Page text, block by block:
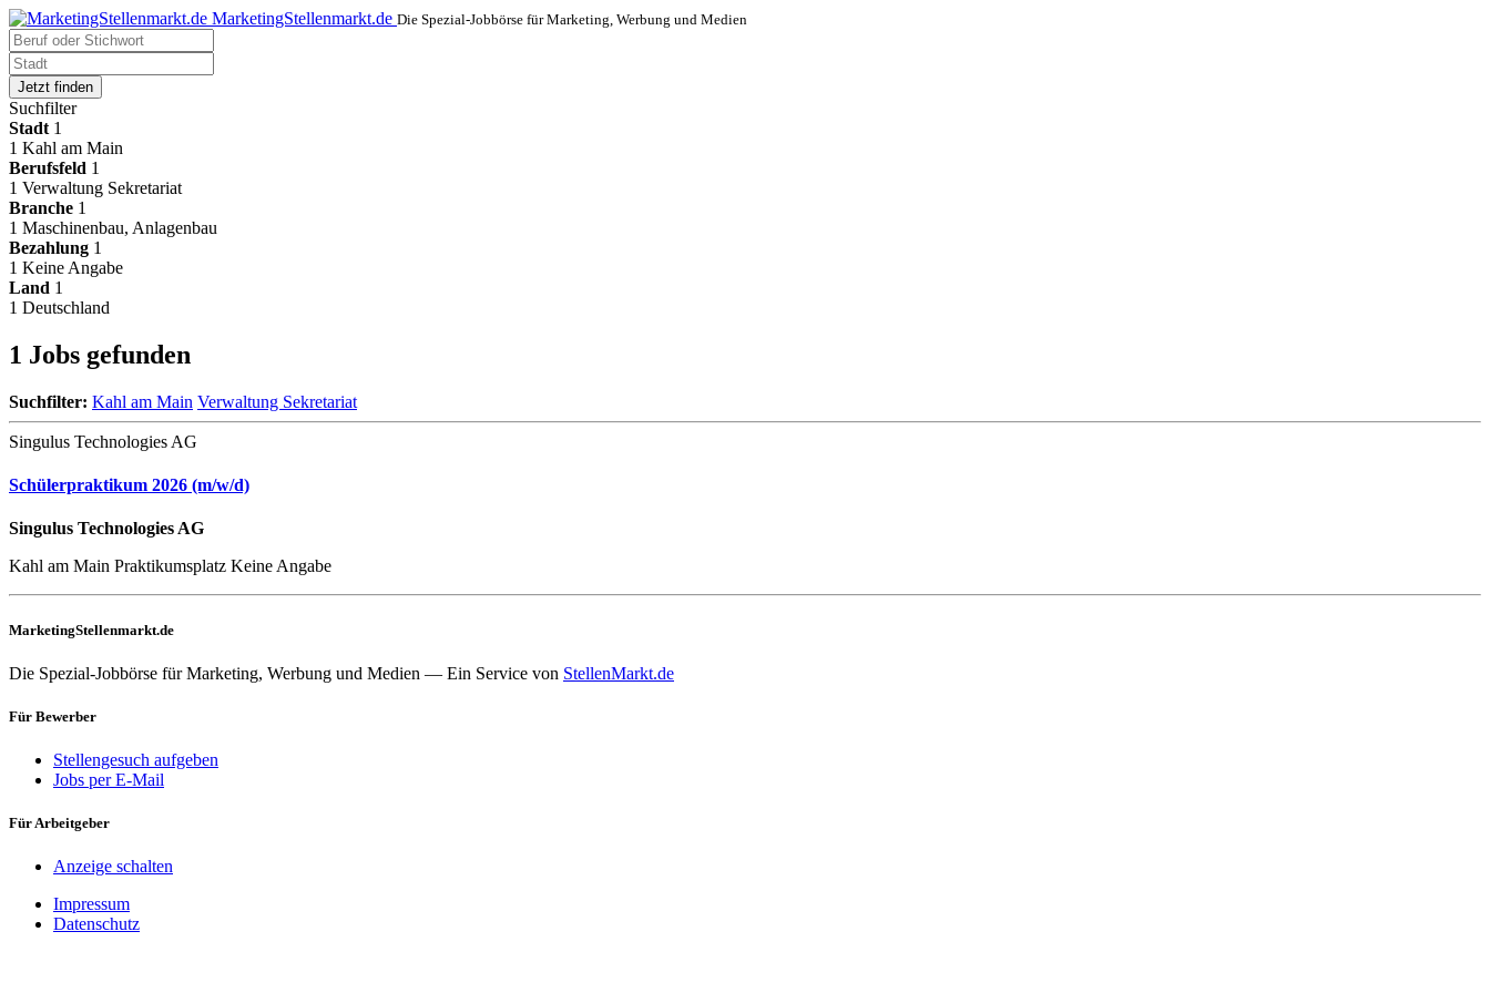
MarketingStellenmarkt.de Die Spezial-Jobbörse für Marketing, Werbung und Medien
Jetzt finden
Suchfilter
Stadt 1
1 Kahl am Main
Berufsfeld 1
1 Verwaltung Sekretariat
Branche 1
1 Maschinenbau, Anlagenbau
Bezahlung 1
1 Keine Angabe
Land 1
1 Deutschland
1 Jobs gefunden
Suchfilter: Kahl am Main Verwaltung Sekretariat
Singulus Technologies AG
Schülerpraktikum 2026 (m/w/d)
Singulus Technologies AG
Kahl am Main Praktikumsplatz Keine Angabe
MarketingStellenmarkt.de
Die Spezial-Jobbörse für Marketing, Werbung und Medien — Ein Service von StellenMarkt.de
Für Bewerber
Stellengesuch aufgeben
Jobs per E-Mail
Für Arbeitgeber
Anzeige schalten
Impressum
Datenschutz